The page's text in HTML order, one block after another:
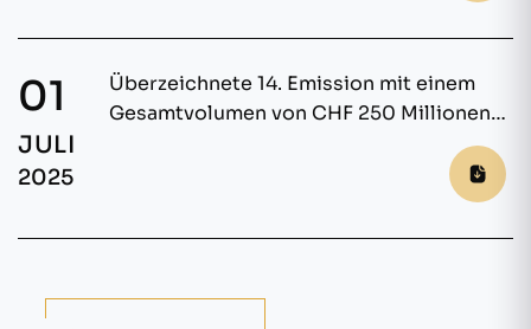
01
JULI
2025
Überzeichnete 14. Emission mit einem
Gesamtvolumen von CHF 250 Millionen
für die Anlagegruppe «SPA Immobilien